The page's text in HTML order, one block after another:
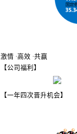
激情 ·高效 ·共赢
【公司福利】
【一年四次晋升机会】